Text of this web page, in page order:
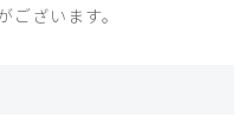
ございます。